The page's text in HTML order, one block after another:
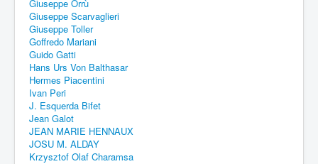
Giuseppe Orrù
Giuseppe Scarvaglieri
Giuseppe Toller
Goffredo Mariani
Guido Gatti
Hans Urs Von Balthasar
Hermes Piacentini
Ivan Peri
J. Esquerda Bifet
Jean Galot
JEAN MARIE HENNAUX
JOSU M. ALDAY
Krzysztof Olaf Charamsa